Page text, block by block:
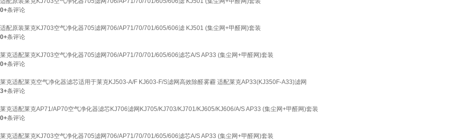
0+条评论
适配原装莱克KJ703空气净化器705滤网706/AP71/70/701/605/606滤 KJ501 (集尘网+甲醛网)套装
0+条评论
莱克适配莱克KJ703空气净化器705滤网706/AP71/70/701/605/606滤芯A/S AP33 (集尘网+甲醛网)套装
0+条评论
莱克适配莱克空气净化器滤芯适用于莱克KJ503-A/F KJ603-F/S滤网高效除醛雾霾 适配莱克AP33(KJ350F-A33)滤网
3+条评论
莱克适配莱克AP71/AP70空气净化器滤芯KJ706滤网KJ705/KJ703/KJ701/KJ605/KJ606/A/S AP33 (集尘网+甲醛网)套装
0+条评论
莱克适配莱克KJ703空气净化器705滤网706/AP71/70/701/605/606滤芯A/S AP33 (集尘网+甲醛网)套装